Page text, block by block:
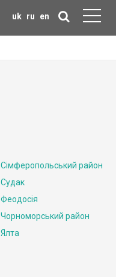
uk ru en
Сімферопольський район
Судак
Феодосія
Чорноморський район
Ялта